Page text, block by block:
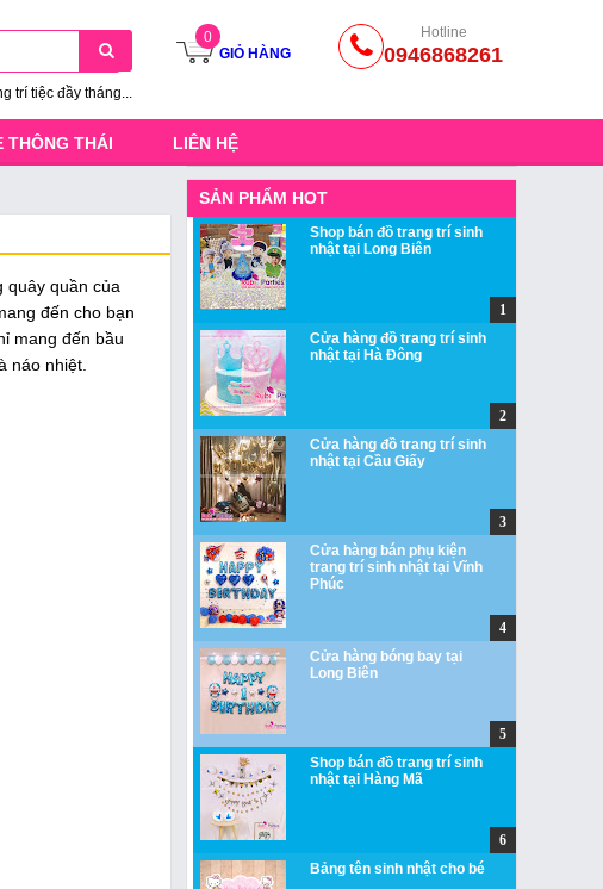
trí tiệc đầy tháng...
0
GIỎ HÀNG
Hotline
0946868261
THÔNG THÁI LIÊN HỆ
quây quần của
đến cho bạn
mang đến bầu
náo nhiệt.
SẢN PHẨM HOT
Shop bán đồ trang trí sinh
nhật tại Long Biên
Cửa hàng đồ trang trí sinh
nhật tại Hà Đông
Cửa hàng đồ trang trí sinh
nhật tại Cầu Giấy
Cửa hàng bán phụ kiện
trang trí sinh nhật tại Vĩnh
Phúc
Cửa hàng bóng bay tại
Long Biên
Shop bán đồ trang trí sinh
nhật tại Hàng Mã
Bảng tên sinh nhật cho bé